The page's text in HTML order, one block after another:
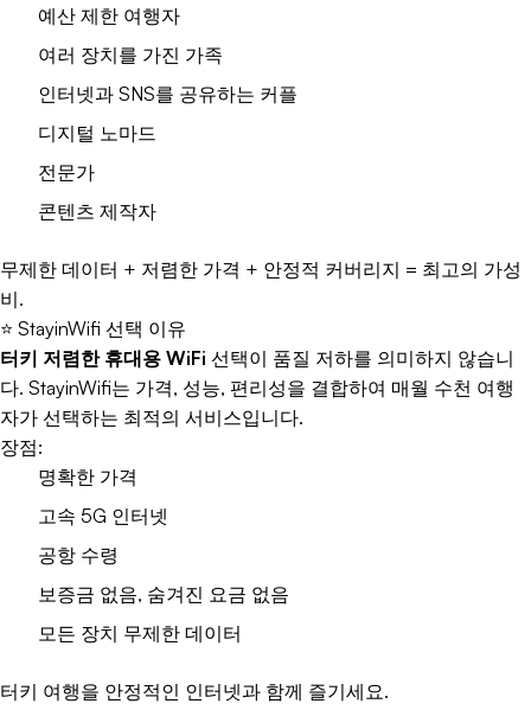
예산 제한 여행자
여러 장치를 가진 가족
인터넷과 SNS를 공유하는 커플
디지털 노마드
전문가
콘텐츠 제작자
무제한 데이터 + 저렴한 가격 + 안정적 커버리지 = 최고의 가성
비.
⭐ StayinWifi 선택 이유
터키 저렴한 휴대용 WiFi 선택이 품질 저하를 의미하지 않습니
다. StayinWifi는 가격, 성능, 편리성을 결합하여 매월 수천 여행
자가 선택하는 최적의 서비스입니다.
장점:
명확한 가격
고속 5G 인터넷
공항 수령
보증금 없음, 숨겨진 요금 없음
모든 장치 무제한 데이터
터키 여행을 안정적인 인터넷과 함께 즐기세요.